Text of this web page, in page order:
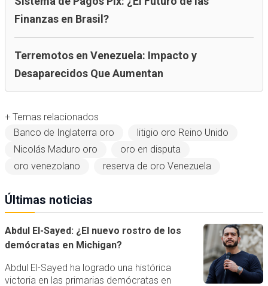
Finanzas en Brasil?
Terremotos en Venezuela: Impacto y
Desaparecidos Que Aumentan
+ Temas relacionados
Banco de Inglaterra oro
litigio oro Reino Unido
Nicolás Maduro oro
oro en disputa
oro venezolano
reserva de oro Venezuela
Últimas noticias
Abdul El-Sayed: ¿El nuevo rostro de los
demócratas en Michigan?
Abdul El-Sayed ha logrado una histórica
victoria en las primarias demócratas en